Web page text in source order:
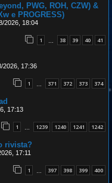
PWG, ROH, CZW) &
e PROGRESS)
2026, 18:04
1 38 39 40 41
2026, 17:36
1 371 372 373 374
17:13
1 … 1239 1240 1241 1242
rivista?
17:11
1 … 397 398 399 400